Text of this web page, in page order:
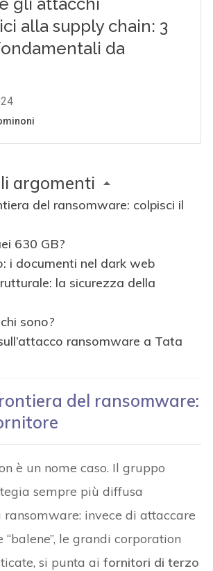
argomenti
del ransomware: colpisci il
630 GB?
i documenti nel dark web
la sicurezza della
sono?
ransomware a Tata
del ransomware:
è un nome caso. Il gruppo
sempre più diffusa
ransomware: invece di attaccare
le grandi corporation
si punta aifornitori di terzo